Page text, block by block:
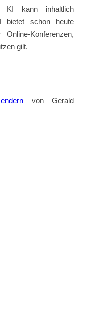
KI kann inhaltlich
bietet schon heute
Konferenzen,
gilt.
von Gerald